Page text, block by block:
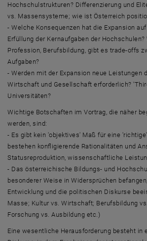
Hochschulstrukturen? Differenzierung und
vs. Massensysteme; wie ist Österreich
- Welche Konsequenzen hat die Expansion
Erfüllung der Kernaufgaben der
Profession, Berufsbildung, gibt es trade-offs
Aufgaben?
- Werden mit der Expansion neue Leistungen
Wirtschaft und Gesellschaft erforderlich?
Universitäten?
Wichtige Botschaften im Vortrag, die näher
werden, sind:
- Es gibt kein 'objektives' Maß für eine
bestehen konfligierende Rationalitäten und
Statusreproduktion, wissenschaftliche
- Das österreichische Bildungs- und
besonderer Weise in Widersprüchen
Entwicklung und die politischen Diskurse
Masse; Kultur vs. Wirtschaft; Berufsbildung
Forschung vs. Ausbildung etc.)
Eine wesentliche Herausforderung besteht in